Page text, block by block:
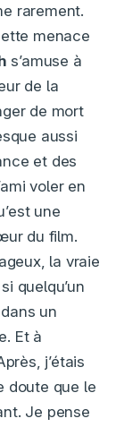
rarement.
menace
s’amuse à
de la
de mort
aussi
et des
voler en
une
du film.
la vraie
quelqu’un
un
Et à
j’étais
doute que le
Je pense